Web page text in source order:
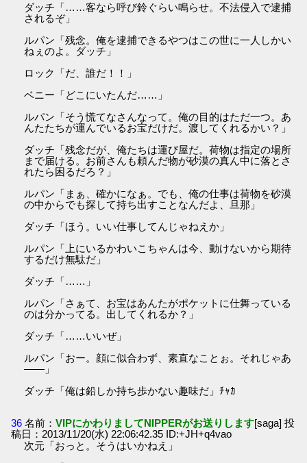
ダッチ「……客なら呼び鈴ぐらい鳴らせ。不法侵入で逮捕
されるぞ」
ルパン「残念。俺を逮捕できるやつはこの世に一人しかい
ねぇのよ。ダッチ」
ロック「だ、誰だ！！」
ベニー「どこにいたんだ……」
ルパン「そう慌てなさんなって。俺の目的はただ一つ。あ
んたたちが運んでいるお宝だけだ。渡してくれるかい？」
ダッチ「残念だが、俺たちは運び屋だ。荷物は指定の場所
まで届ける。お前さんも頼んだ物が砂漠の真ん中に落とさ
れたら困るだろ？」
ルパン「まぁ、確かになぁ。でも、俺の仕事は荷物を砂漠
の中からでも探して持ち出すことなんだよ、旦那」
ダッチ「ほう。いい仕事してんじゃねえか」
ルパン「上にいるかわいこちゃんは今、動けないから期待
するだけ無駄だ」
ダッチ「……」
ルパン「さぁて、お宝はあんたがポケットに仕舞っている
のは分かってる。出してくれるか？」
ダッチ「……いいぜ」
ルパン「おー。顔に似合わず、素直なことぉ。それじゃあ
――」
ダッチ「俺は鉛しか持ち歩かない趣味だ」ﾁｬｶ
36 名前：VIPにかわりましてNIPPERがお送りします[saga] 投
稿日：2013/11/20(水) 22:06:42.35 ID:+JH+q4vao
次元「おっと。そうはいかねえ」